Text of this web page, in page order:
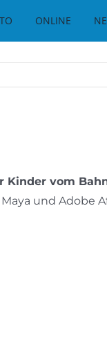
ONLINE
Kinder vom
und Adobe